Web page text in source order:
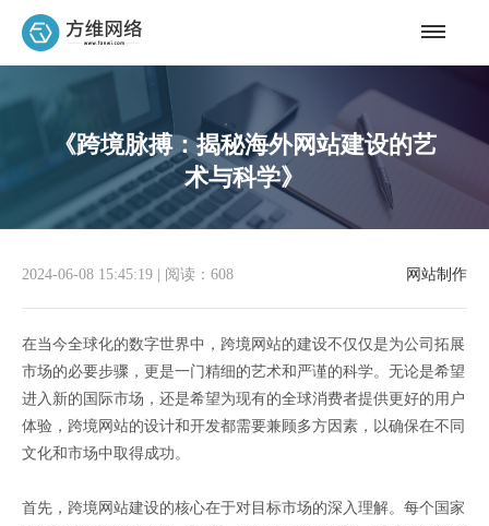
《跨境脉搏：揭秘海外网站建设的艺
术与科学》
网站制作
2024-06-08 15:45:19 阅读：608
在当今全球化的数字世界中，跨境网站的建设不仅仅是为公司拓展
市场的必要步骤，更是一门精细的艺术和严谨的科学。无论是希望
进入新的国际市场，还是希望为现有的全球消费者提供更好的用户
体验，跨境网站的设计和开发都需要兼顾多方因素，以确保在不同
文化和市场中取得成功。
首先，跨境网站建设的核心在于对目标市场的深入理解。每个国家